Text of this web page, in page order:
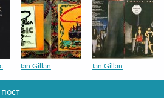
Ian Gillan Ian Gillan